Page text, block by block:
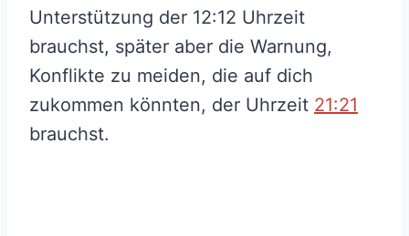
Unterstützung der 12:12 Uhrzeit
brauchst, später aber die Warnung,
Konflikte zu meiden, die auf dich
zukommen könnten, der Uhrzeit 21:21
brauchst.